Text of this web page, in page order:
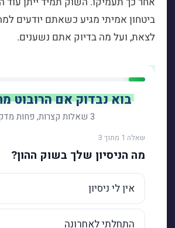
ביטחון אמיתי מגיע כשאתם יודעים
לצאת, ועל מה בדיוק אתם נשענים.